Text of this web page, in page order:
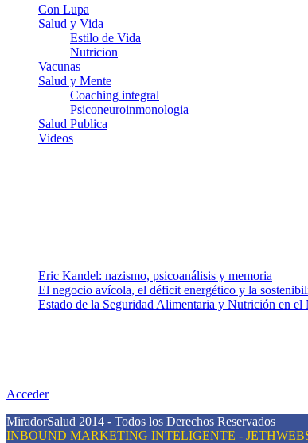
Con Lupa
Salud y Vida
Estilo de Vida
Nutricion
Vacunas
Salud y Mente
Coaching integral
Psiconeuroinmonologia
Salud Publica
Videos
Eric Kandel: nazismo, psicoanálisis y memoria
El negocio avícola, el déficit energético y la
Estado de la Seguridad Alimentaria y Nutrición en
Acceder
MiradorSalud 2014 - Todos los Derechos Reservados
INBOUND MARKETING INTELIGENTE -